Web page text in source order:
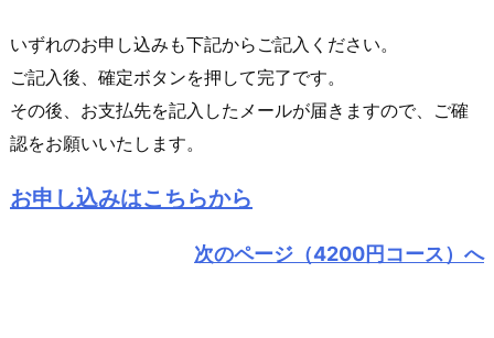
いずれのお申し込みも下記からご記入ください。
ご記入後、確定ボタンを押して完了です。
その後、お支払先を記入したメールが届きますので、ご確
認をお願いいたします。
お申し込みはこちらから
次のページ（4200円コース）へ